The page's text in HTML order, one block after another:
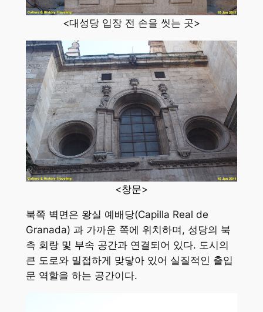
<대성당 입장 전 손을 씻는 곳>
<창문>
북쪽 벽면은 왕실 예배당(Capilla Real de
Granada) 과 가까운 쪽에 위치하며, 성당의 북
측 회랑 및 부속 공간과 연결되어 있다. 도시의
큰 도로와 밀접하게 맞닿아 있어 실질적인 출입
문 역할을 하는 공간이다.